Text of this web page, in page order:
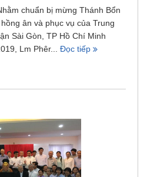
chuẩn bị mừng Thánh Bổn
ân và phục vụ của Trung
Sài Gòn, TP Hồ Chí Minh
Lm Phêr... Đọc tiếp